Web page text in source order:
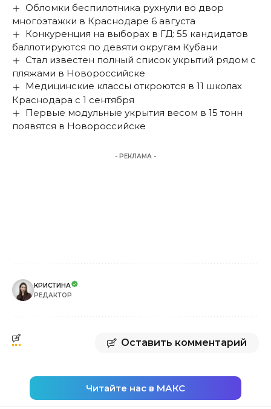
Обломки беспилотника рухнули во двор
многоэтажки в Краснодаре 6 августа
Конкуренция на выборах в ГД: 55 кандидатов
баллотируются по девяти округам Кубани
Стал известен полный список укрытий рядом с
пляжами в Новороссийске
Медицинские классы откроются в 11 школах
Краснодара с 1 сентября
Первые модульные укрытия весом в 15 тонн
появятся в Новороссийске
- РЕКЛАМА -
КРИСТИНА
РЕДАКТОР
Оставить комментарий
Читайте нас в МАКС